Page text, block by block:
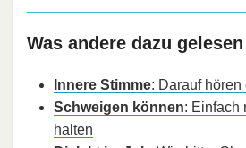
Was andere dazu
Innere Stimme: Darauf
Schweigen können: Einfach
halten